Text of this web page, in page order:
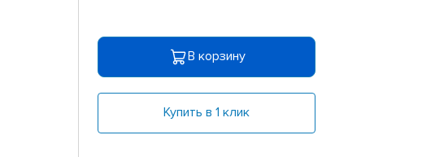
В корзину
Купить в 1 клик